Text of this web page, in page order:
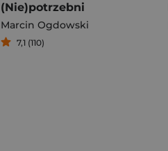
(Nie)potrzebni
Marcin Ogdowski
7,1 (110)